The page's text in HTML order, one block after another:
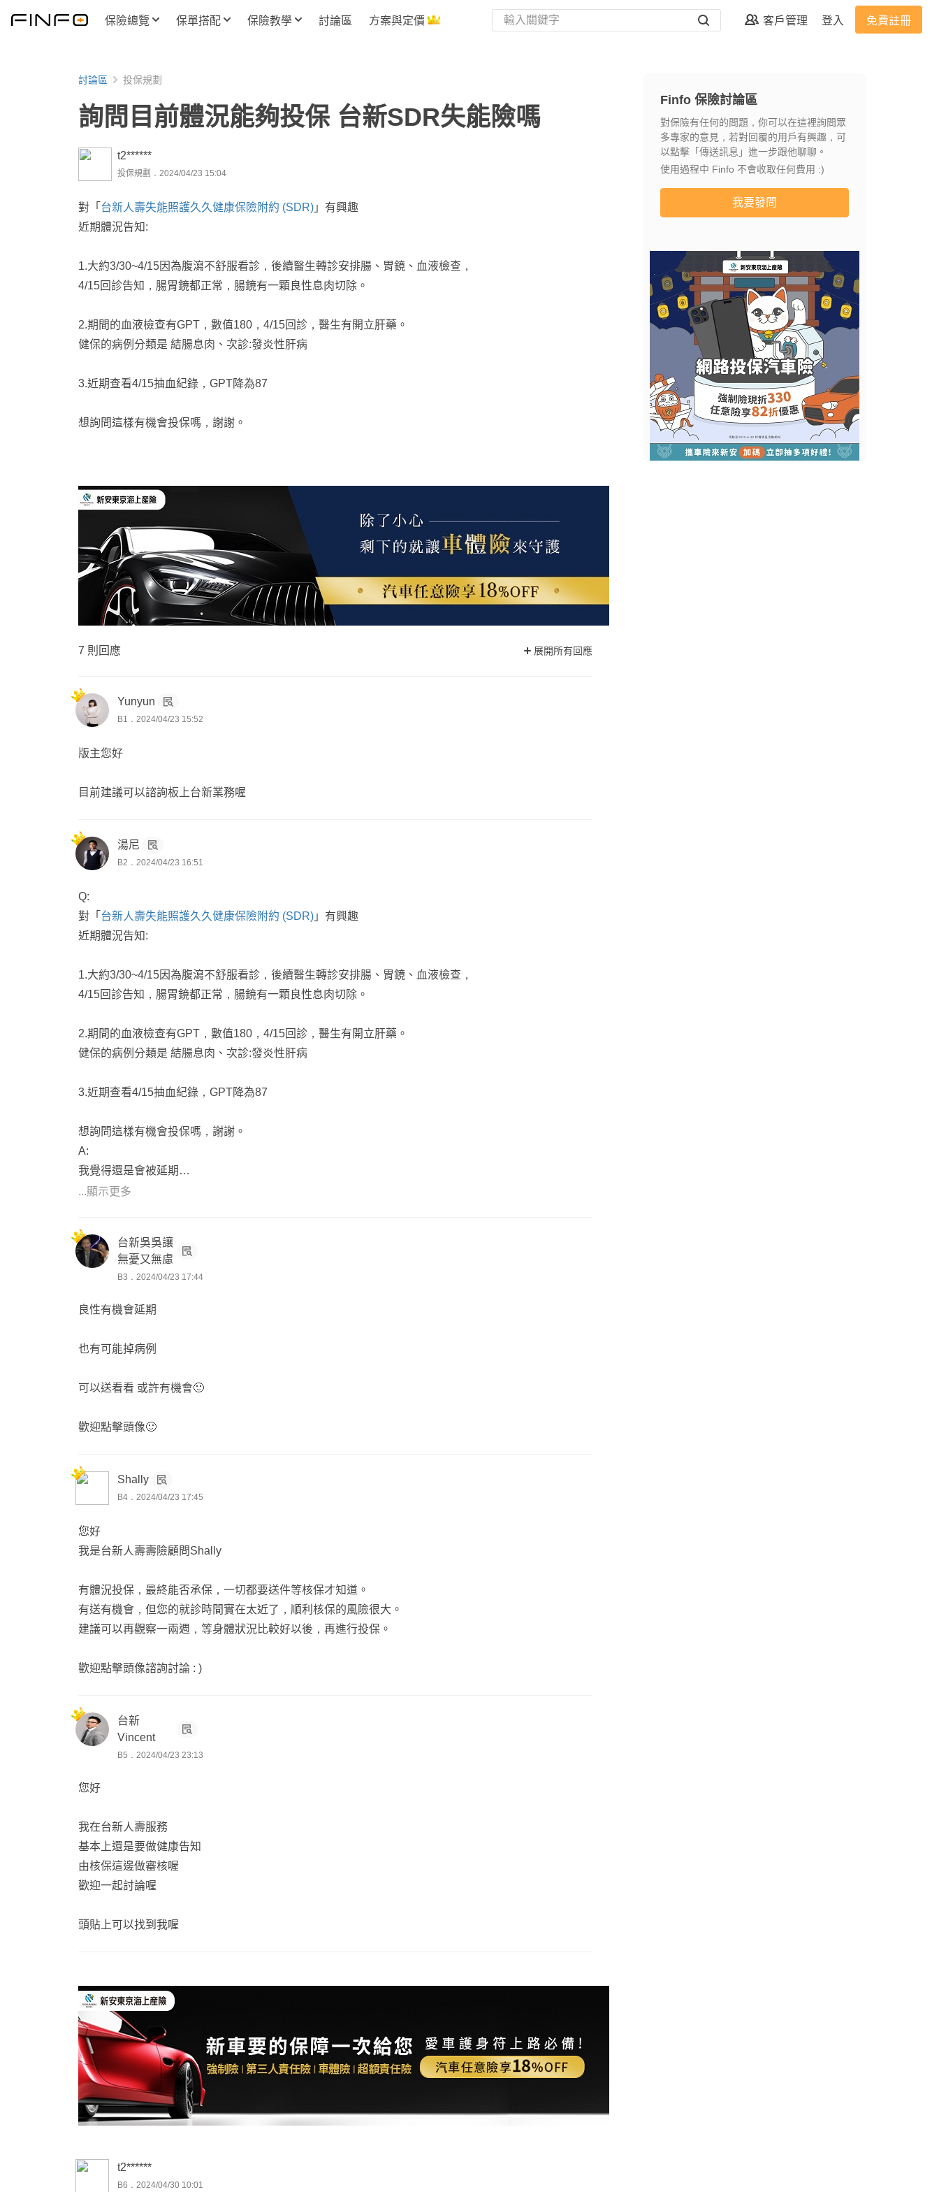
保險總覽 保單搭配 保險教學 討論區 方案與定價 客戶管理 登入 免費註冊
討論區 投保規劃
詢問目前體況能夠投保 台新SDR失能險嗎
t2******
投保規劃．2024/04/23 15:04
對「 台新人壽失能照護久久健康保險附約 (SDR) 」有興趣
近期體況告知:
1.大約3/30~4/15因為腹瀉不舒服看診，後續醫生轉診安排腸、胃鏡、血液檢查，
4/15回診告知，腸胃鏡都正常，腸鏡有一顆良性息肉切除。
2.期間的血液檢查有GPT，數值180，4/15回診，醫生有開立肝藥。
健保的病例分類是 結腸息肉、次診:發炎性肝病
3.近期查看4/15抽血紀錄，GPT降為87
想詢問這樣有機會投保嗎，謝謝。
7 則回應 展開所有回應
Yunyun
B1．2024/04/23 15:52
版主您好
目前建議可以諮詢板上台新業務喔
湯尼
B2．2024/04/23 16:51
Q:
對「 台新人壽失能照護久久健康保險附約 (SDR) 」有興趣
近期體況告知:
1.大約3/30~4/15因為腹瀉不舒服看診，後續醫生轉診安排腸、胃鏡、血液檢查，
4/15回診告知，腸胃鏡都正常，腸鏡有一顆良性息肉切除。
2.期間的血液檢查有GPT，數值180，4/15回診，醫生有開立肝藥。
健保的病例分類是 結腸息肉、次診:發炎性肝病
3.近期查看4/15抽血紀錄，GPT降為87
想詢問這樣有機會投保嗎，謝謝。
A:
我覺得還是會被延期
呼叫台新業務來說明
...顯示更多
台新吳吳讓
無憂又無慮
B3．2024/04/23 17:44
良性有機會延期
也有可能掉病例
可以送看看 或許有機會🙂
歡迎點擊頭像🙂
Shally
B4．2024/04/23 17:45
您好
我是台新人壽壽險顧問Shally
有體況投保，最終能否承保，一切都要送件等核保才知道。
有送有機會，但您的就診時間實在太近了，順利核保的風險很大。
建議可以再觀察一兩週，等身體狀況比較好以後，再進行投保。
歡迎點擊頭像諮詢討論 : )
台新
Vincent
B5．2024/04/23 23:13
您好
我在台新人壽服務
基本上還是要做健康告知
由核保這邊做審核喔
歡迎一起討論喔
頭貼上可以找到我喔
t2******
B6．2024/04/30 10:01
Finfo 保險討論區
對保險有任何的問題，你可以在這裡詢問眾
多專家的意見，若對回覆的用戶有興趣，可
以點擊「傳送訊息」進一步跟他聊聊。
使用過程中 Finfo 不會收取任何費用 :)
我要發問